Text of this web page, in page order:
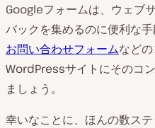
Googleフォームは、ウェブ
バックを集めるのに便利な
お問い合わせフォームなど
WordPressサイトにそのコ
ましょう。
幸いなことに、ほんの数ス